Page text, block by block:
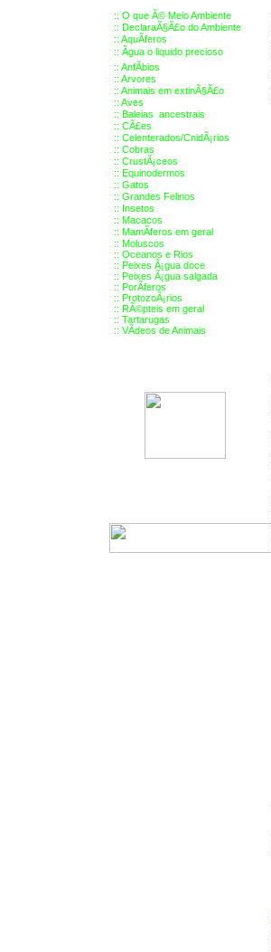
:: O que Ã© Meio Ambiente
:: DeclaraÃ§Ã£o do Ambiente
:: AquÃ­feros
:: Ãgua o liquido precioso
:: AnfÃ­bios
:: Arvores
:: Animais em extinÃ§Ã£o
:: Aves
:: Baleias ancestrais
:: CÃ£es
:: Celenterados/CnidÃ¡rios
:: Cobras
:: CrustÃ¡ceos
:: Equinodermos
:: Gatos
:: Grandes Felinos
:: Insetos
:: Macacos
:: MamÃ­feros em geral
:: Moluscos
:: Oceanos e Rios
:: Peixes Ã¡gua doce
:: Peixes Ã¡gua salgada
:: PorÃ­feros
:: ProtozoÃ¡rios
:: RÃ©pteis em geral
:: Tartarugas
:: VÃ­deos de Animais